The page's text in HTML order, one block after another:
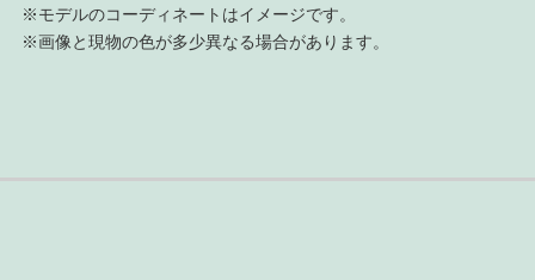
※モデルのコーディネートはイメージです。
※画像と現物の色が多少異なる場合があります。